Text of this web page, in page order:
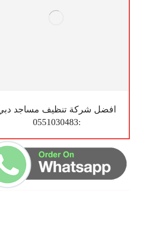
افضل شركة تنظيف مساجد
:0551030483